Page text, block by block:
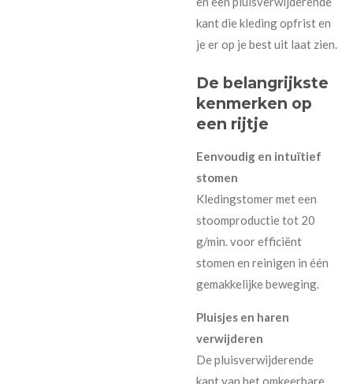
kant die kleding opfrist en
je er op je best uit laat zien.
De belangrijkste
kenmerken op
een rijtje
Eenvoudig en intuïtief
stomen
Kledingstomer met een
stoomproductie tot 20
g/min. voor efficiënt
stomen en reinigen in één
gemakkelijke beweging.
Pluisjes en haren
verwijderen
De pluisverwijderende
kant van het omkeerbare